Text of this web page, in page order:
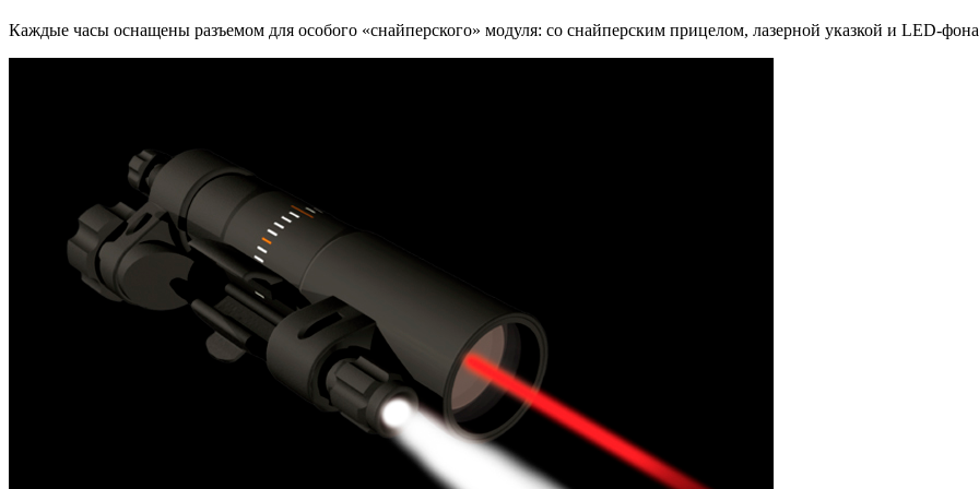
Каждые часы оснащены разъемом для особого «снайперского» модуля: со снайперским прицелом, лазерной указкой и LED-